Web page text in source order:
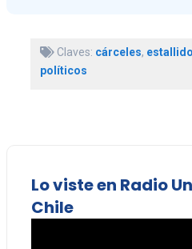
Claves: cárceles,
políticos
Lo viste en Radio
Chile